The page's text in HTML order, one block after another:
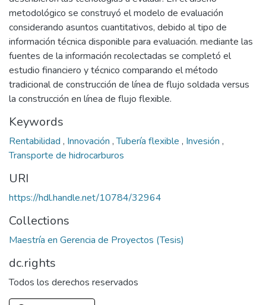
metodológico se construyó el modelo de evaluación
considerando asuntos cuantitativos, debido al tipo de
información técnica disponible para evaluación. mediante las
fuentes de la información recolectadas se completó el
estudio financiero y técnico comparando el método
tradicional de construcción de línea de flujo soldada versus
la construcción en línea de flujo flexible.
Keywords
Rentabilidad , Innovación ,Tubería flexible , Invesión ,
Transporte de hidrocarburos
URI
https://hdl.handle.net/10784/32964
Collections
Maestría en Gerencia de Proyectos (Tesis)
dc.rights
Todos los derechos reservados